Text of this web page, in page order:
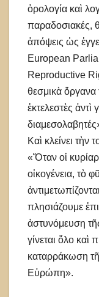
ὁρολογία καὶ
παραδοσιακές,
ἀπόψεις ὡς
European
Reproductive
θεσμικὰ ὄργανα
ἐκτελεστὲς ἀντὶ
Καὶ κλείνει τὴν
«Ὅταν οἱ
οἰκογένεια, τὸ
πλησιάζουμε
ἀστυνόμευση
γίνεται ὅλο καὶ
καταρράκωση
Εὐρώπη».